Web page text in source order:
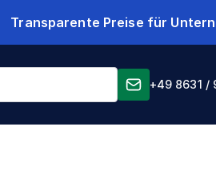
Transparente Preise für
+49 8631 /